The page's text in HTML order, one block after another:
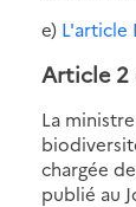
e) L'article
Article 2
La
chargée
publié au